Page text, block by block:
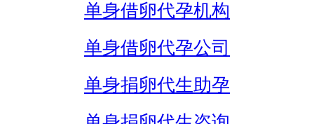
单身借卵代孕机构
单身借卵代孕公司
单身捐卵代生助孕